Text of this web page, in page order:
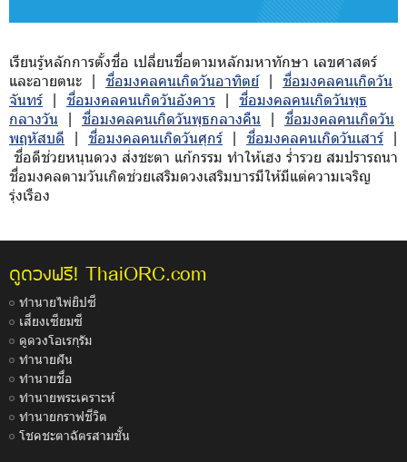
เรียนรู้หลักการตั้งชื่อ เปลี่ยนชื่อตามหลักมหาทักษา เลขศาสตร์
และอายตนะ | ชื่อมงคลคนเกิดวันอาทิตย์| ชื่อมงคลคนเกิดวัน
จันทร์ | ชื่อมงคลคนเกิดวันอังคาร | ชื่อมงคลคนเกิดวันพุธ
กลางวัน | ชื่อมงคลคนเกิดวันพุธกลางคืน | ชื่อมงคลคนเกิดวัน
พฤหัสบดี | ชื่อมงคลคนเกิดวันศุกร์ | ชื่อมงคลคนเกิดวันเสาร์ |
ชื่อดีช่วยหนุนดวง ส่งชะตา แก้กรรม ทำให้เฮง ร่ำรวย สมปรารถนา
ชื่อมงคลตามวันเกิดช่วยเสริมดวงเสริมบารมีให้มีแต่ความเจริญ
รุ่งเรือง
ดูดวงฟรี! ThaiORC.com
ทำนายไพ่ยิปซี
เสี่ยงเซียมซี
ดูดวงโอเรกุรัม
ทำนายฝัน
ทำนายชื่อ
ทำนายพระเคราะห์
ทำนายกราฟชีวิต
โชคชะตาฉัตรสามชั้น